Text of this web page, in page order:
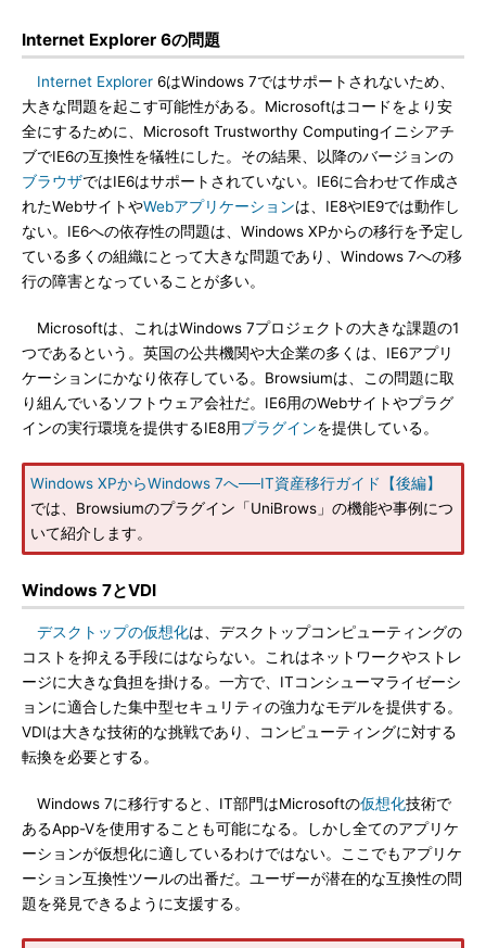
Internet Explorer 6の問題
Internet Explorer 6はWindows 7ではサポートされないため、
大きな問題を起こす可能性がある。Microsoftはコードをより安
全にするために、Microsoft Trustworthy Computingイニシアチ
ブでIE6の互換性を犠牲にした。その結果、以降のバージョンの
ブラウザではIE6はサポートされていない。IE6に合わせて作成さ
れたWebサイトやWebアプリケーションは、IE8やIE9では動作し
ない。IE6への依存性の問題は、Windows XPからの移行を予定し
ている多くの組織にとって大きな問題であり、Windows 7への移
行の障害となっていることが多い。
Microsoftは、これはWindows 7プロジェクトの大きな課題の1
つであるという。英国の公共機関や大企業の多くは、IE6アプリ
ケーションにかなり依存している。Browsiumは、この問題に取
り組んでいるソフトウェア会社だ。IE6用のWebサイトやプラグ
インの実行環境を提供するIE8用プラグインを提供している。
Windows XPからWindows 7へ──IT資産移行ガイド【後編】
では、Browsiumのプラグイン「UniBrows」の機能や事例につ
いて紹介します。
Windows 7とVDI
デスクトップの仮想化は、デスクトップコンピューティングの
コストを抑える手段にはならない。これはネットワークやストレ
ージに大きな負担を掛ける。一方で、ITコンシューマライゼーシ
ョンに適合した集中型セキュリティの強力なモデルを提供する。
VDIは大きな技術的な挑戦であり、コンピューティングに対する
転換を必要とする。
Windows 7に移行すると、IT部門はMicrosoftの仮想化技術で
あるApp-Vを使用することも可能になる。しかし全てのアプリケ
ーションが仮想化に適しているわけではない。ここでもアプリケ
ーション互換性ツールの出番だ。ユーザーが潜在的な互換性の問
題を発見できるように支援する。